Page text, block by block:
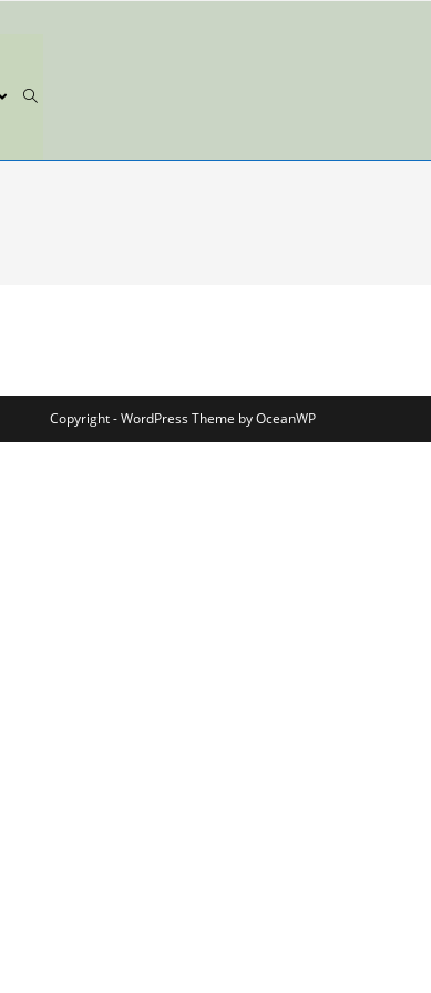
Copyright - WordPress Theme by OceanWP